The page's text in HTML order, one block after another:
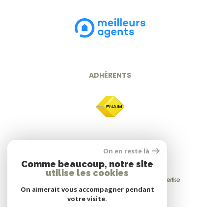
ADHÉRENTS
On en reste là
Comme beaucoup, notre site
utilise les cookies
On aimerait vous accompagner pendant
votre visite.